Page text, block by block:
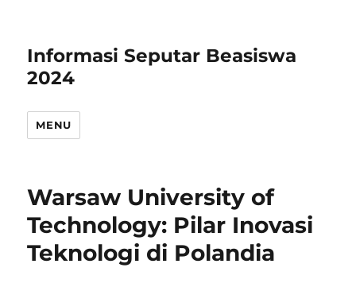
Informasi Seputar Beasiswa
2024
MENU
Warsaw University of
Technology: Pilar Inovasi
Teknologi di Polandia